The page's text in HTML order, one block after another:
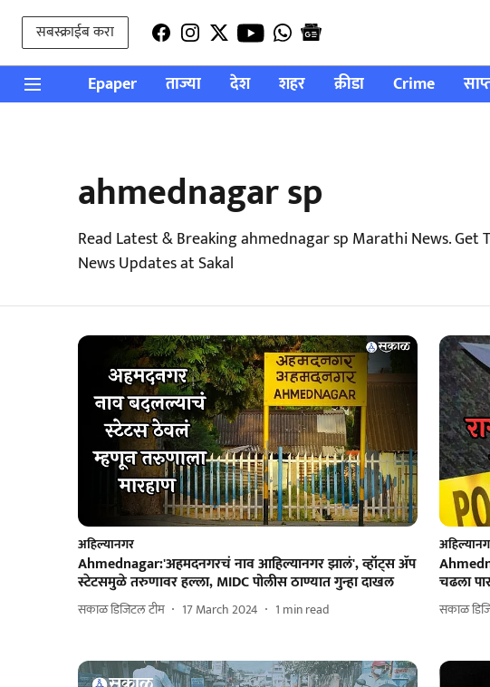
सबस्क्राईब करा
Epaper ताज्या देश शहर क्रीडा Crime
ahmednagar sp
Read Latest & Breaking ahmednagar sp Marathi News.
News Updates at Sakal
अहिल्यानगर
Ahmednagar:'अहमदनगरचं नाव आहिल्यानगर झालं', व्हॉट्‌स ॲप
स्टेटसमुळे तरुणावर हल्ला, MIDC पोलीस ठाण्यात गुन्हा दाखल
सकाळ डिजिटल टीम 17 March 2024 1 min read
चढला
सकाळ